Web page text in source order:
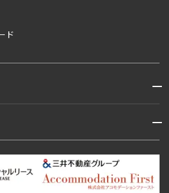
ド
開閉
神楽坂・飯田橋
三田・芝・浜松町
勝どき・豊洲
本郷・春日・小石川
開閉
江東区 台東区 墨田区
中野区
練馬区 荒川区
足立区